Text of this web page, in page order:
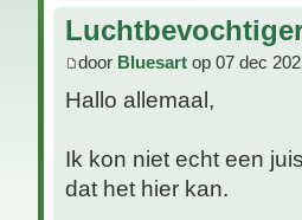
door Bluesart op 07 dec
Hallo allemaal,
Ik kon niet echt een
dat het hier kan.